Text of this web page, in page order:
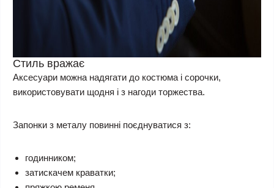
Стиль вражає
Аксесуари можна надягати до костюма і сорочки,
використовувати щодня і з нагоди торжества.
Запонки з металу повинні поєднуватися з:
годинником;
затискачем краватки;